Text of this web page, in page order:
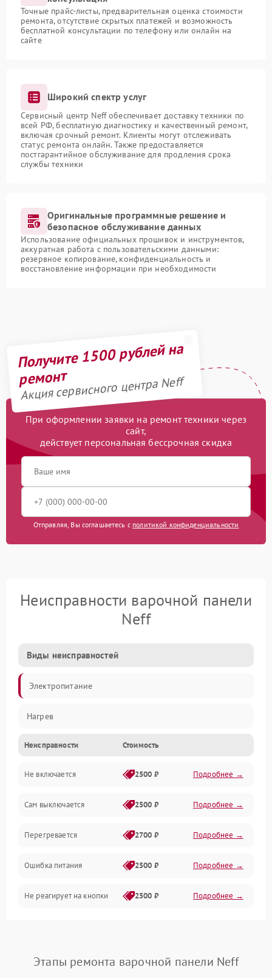
Точные прайс-листы, предварительная оценка стоимости
ремонта, отсутствие скрытых платежей и возможность
бесплатной консультации по телефону или онлайн на
сайте
Широкий спектр услуг
Сервисный центр Neff обеспечивает доставку техники по
всей РФ, бесплатную диагностику и качественный ремонт,
включая срочный ремонт. Клиенты могут отслеживать
статус ремонта онлайн. Также предоставляется
постгарантийное обслуживание для продления срока
службы техники
Оригинальные программные решение и
безопасное обслуживание данных
Использование официальных прошивок и инструментов,
аккуратная работа с пользовательскими данными:
резервное копирование, конфиденциальность и
восстановление информации при необходимости
Получите 1500 рублей на
ремонт
Акция сервисного центра Neff
При оформлении заявки на ремонт техники через
сайт,
действует персональная бессрочная скидка
Отправляя, Вы соглашаетесь с политикой конфиденциальности
Неисправности варочной панели
Neff
Виды неисправностей
Электропитание
Нагрев
Неисправности Стоимость
Не включается 2500 ₽ Подробнее →
Сам выключается 2500 ₽ Подробнее →
Перегревается 2700 ₽ Подробнее →
Ошибка питания 2500 ₽ Подробнее →
Не реагирует на кнопки 2500 ₽ Подробнее →
Этапы ремонта варочной панели Neff